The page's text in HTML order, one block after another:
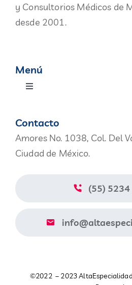
y Consultorios Médicos de
desde 2001.
Menú
Toggle
Catálogo
Contacto
Amores No. 1038, Col. Del
Ciudad de México.
(55)
©2022 – 2023